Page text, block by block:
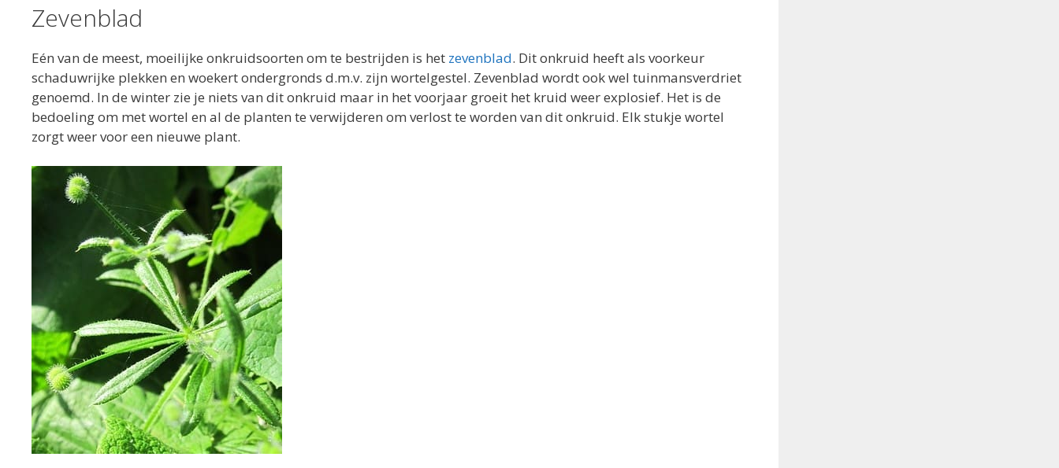
Zevenblad
Eén van de meest, moeilijke onkruidsoorten om te bestrijden is het zevenblad. Dit onkruid heeft als voorkeur
schaduwrijke plekken en woekert ondergronds d.m.v. zijn wortelgestel. Zevenblad wordt ook wel tuinmansverdriet
genoemd. In de winter zie je niets van dit onkruid maar in het voorjaar groeit het kruid weer explosief. Het is de
bedoeling om met wortel en al de planten te verwijderen om verlost te worden van dit onkruid. Elk stukje wortel
zorgt weer voor een nieuwe plant.